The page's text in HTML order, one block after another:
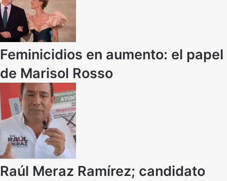
Feminicidios en aumento: el papel
de Marisol Rosso
Raúl Meraz Ramírez; candidato